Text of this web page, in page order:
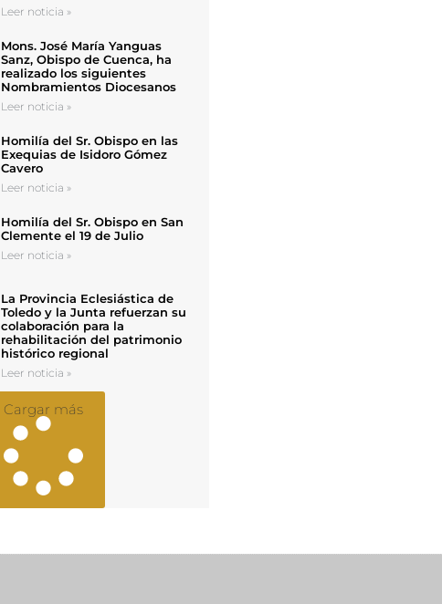
Leer noticia »
Mons. José María Yanguas
Sanz, Obispo de Cuenca, ha
realizado los siguientes
Nombramientos Diocesanos
Leer noticia »
Homilía del Sr. Obispo en las
Exequias de Isidoro Gómez
Cavero
Leer noticia »
Homilía del Sr. Obispo en San
Clemente el 19 de Julio
Leer noticia »
La Provincia Eclesiástica de
Toledo y la Junta refuerzan su
colaboración para la
rehabilitación del patrimonio
histórico regional
Leer noticia »
Cargar más